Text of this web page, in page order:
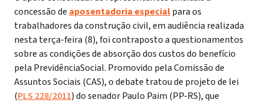
concessão de aposentadoria especialpara os
trabalhadores da construção civil, em audiência realizada
nesta terça-feira (8), foi contraposto a questionamentos
sobre as condições de absorção dos custos do benefício
pela PrevidênciaSocial. Promovido pela Comissão de
Assuntos Sociais (CAS), o debate tratou de projeto de lei
(PLS 228/2011) do senador Paulo Paim (PP-RS), que